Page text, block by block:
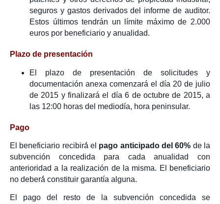
seguros y gastos derivados del informe de auditor.
Estos últimos tendrán un límite máximo de 2.000
euros por beneficiario y anualidad.
Plazo de presentación
El plazo de presentación de solicitudes y
documentación anexa comenzará el día 20 de julio
de 2015 y finalizará el día 6 de octubre de 2015, a
las 12:00 horas del mediodía, hora peninsular.
Pago
El beneficiario recibirá́ el pago anticipado del 60% de la
subvención concedida para cada anualidad con
anterioridad a la realización de la misma. El beneficiario
no deberá́ constituir garantía alguna.
El pago del resto de la subvención concedida se